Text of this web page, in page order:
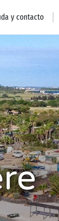
y contacto